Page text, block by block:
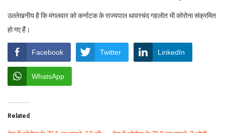
उल्लेखनीय है कि मंगलवार को कर्नाटक के राज्यपाल थावरचंद गहलोत भी कोरोना संक्रमित
हो गए हैं।
Facebook Twitter LinkedIn
WhatsApp
Related